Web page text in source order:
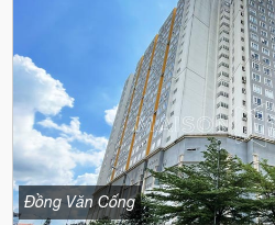
Đồng Văn Cống